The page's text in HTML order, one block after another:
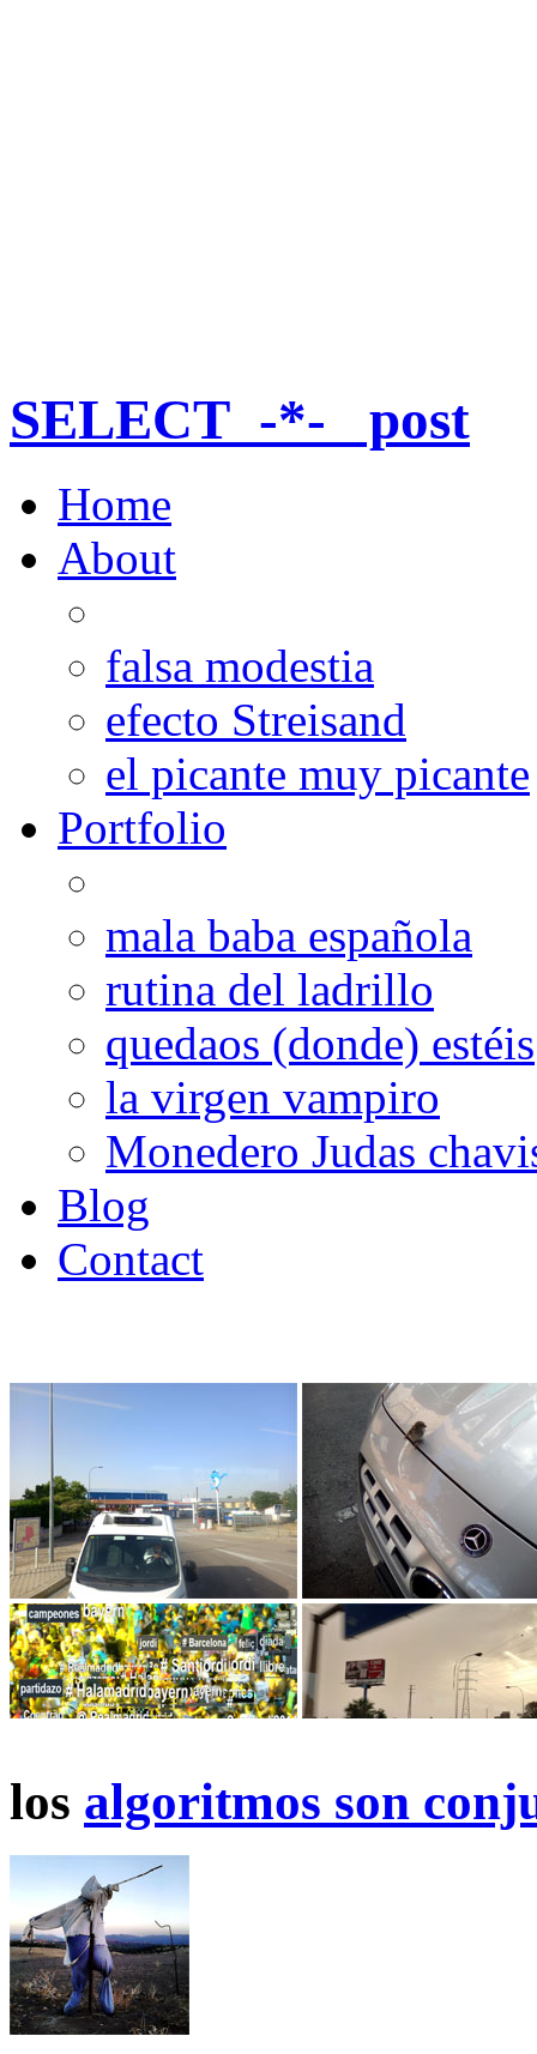
SELECT_-*-_ post
Home
About
falsa modestia
efecto Streisand
el picante muy picante
Portfolio
mala baba española
rutina del ladrillo
quedaos (donde) estéis
la virgen vampiro
Monedero Judas
Blog
Contact
los algoritmos son